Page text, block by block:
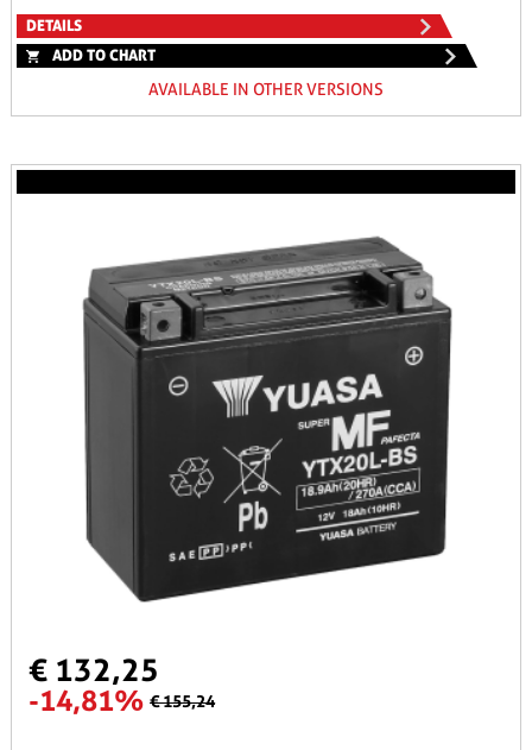
DETAILS
ADD TO CHART
AVAILABLE IN OTHER VERSIONS
€ 132,25
-14,81% € 155,24